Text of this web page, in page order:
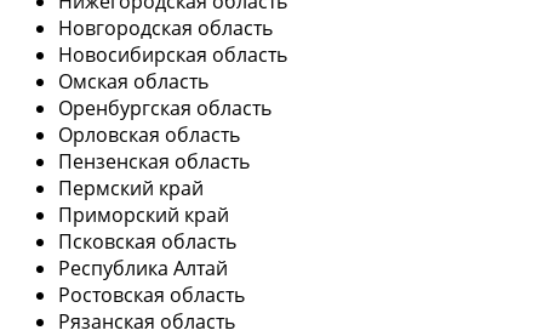
Новгородская область
Новосибирская область
Омская область
Оренбургская область
Орловская область
Пензенская область
Пермский край
Приморский край
Псковская область
Республика Алтай
Ростовская область
Рязанская область